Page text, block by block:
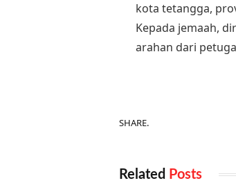
kota tetangga,
Kepada jemaah,
arahan dari
SHARE.
Related Posts